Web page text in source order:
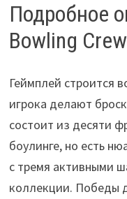
Подробное
Bowling Crew
Геймплей строится
игрока делают
состоит из десяти
боулинге, но есть
с тремя активными
коллекции. Победы